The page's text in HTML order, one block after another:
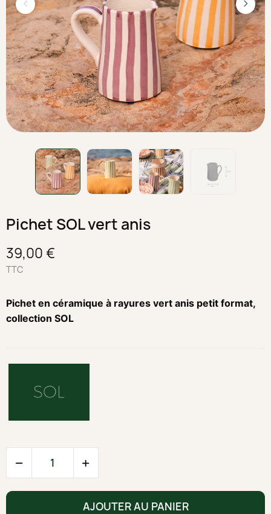
Pichet SOL vert anis
39,00 €
TTC
Pichet en céramique à rayures vert anis petit format,
collection SOL
AJOUTER AU PANIER